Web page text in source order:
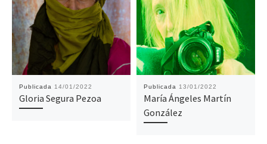
Publicada 14/01/2022
Gloria Segura Pezoa
Publicada 13/01/2022
María Ángeles Martín
González